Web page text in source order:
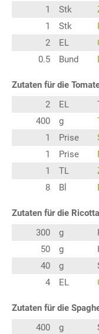
1 Stk
1
Stk
2
EL
0.5
Bund
Zutaten für die
2
EL
400
g
1
Prise
1
Prise
1
TL
8
Bl
Zutaten für die
300
g
50
g
40
g
4
EL
Zutaten für die
400
g